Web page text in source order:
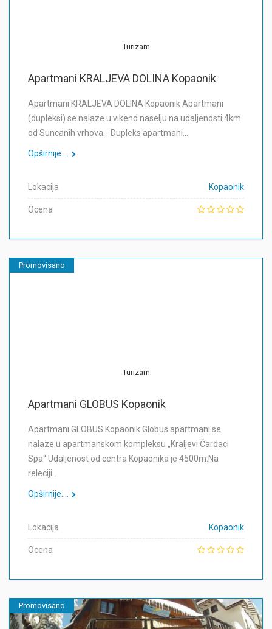
Turizam
Apartmani KRALJEVA DOLINA Kopaonik
Apartmani KRALJEVA DOLINA Kopaonik Apartmani
(dupleksi) se nalaze u vikend naselju na udaljenosti 4km
od Suncanih vrhova. Dupleks apartmani…
Opširnije....
Lokacija Kopaonik
Ocena
Promovisano
Turizam
Apartmani GLOBUS Kopaonik
Apartmani GLOBUS Kopaonik Globus apartmani se
nalaze u apartmanskom kompleksu „Kraljevi Čardaci
Spa“ Udaljenost od centra Kopaonika je 4500m.Na
releciji…
Opširnije....
Lokacija Kopaonik
Ocena
Promovisano